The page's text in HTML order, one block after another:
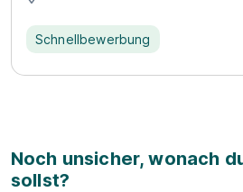
Schnellbewerbung
Noch unsicher, wonach
sollst?